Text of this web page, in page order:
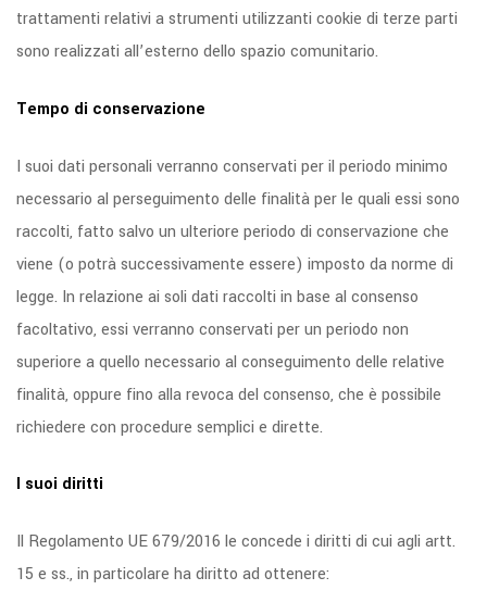
trattamenti relativi a strumenti utilizzanti cookie di terze parti
sono realizzati all’esterno dello spazio comunitario.
Tempo di conservazione
I suoi dati personali verranno conservati per il periodo minimo
necessario al perseguimento delle finalità per le quali essi sono
raccolti, fatto salvo un ulteriore periodo di conservazione che
viene (o potrà successivamente essere) imposto da norme di
legge. In relazione ai soli dati raccolti in base al consenso
facoltativo, essi verranno conservati per un periodo non
superiore a quello necessario al conseguimento delle relative
finalità, oppure fino alla revoca del consenso, che è possibile
richiedere con procedure semplici e dirette.
I suoi diritti
Il Regolamento UE 679/2016 le concede i diritti di cui agli artt.
15 e ss., in particolare ha diritto ad ottenere: